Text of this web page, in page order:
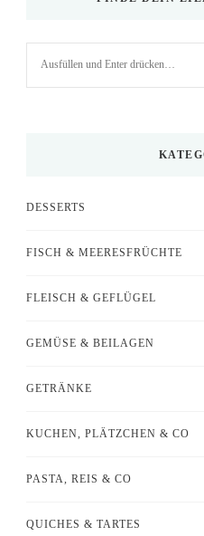
DESSERTS
FISCH & MEERESFRÜCHTE
FLEISCH & GEFLÜGEL
GEMÜSE & BEILAGEN
GETRÄNKE
KUCHEN, PLÄTZCHEN & CO
PASTA, REIS & CO
QUICHES & TARTES